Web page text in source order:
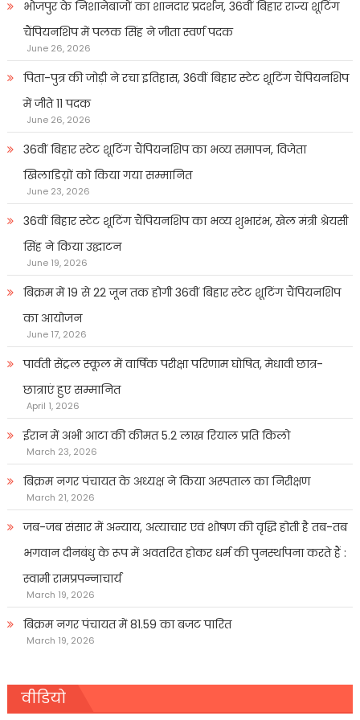
भोजपुर के निशानेबाजों का शानदार प्रदर्शन, 36वीं बिहार राज्य शूटिंग
चैंपियनशिप में पलक सिंह ने जीता स्वर्ण पदक
June 26, 2026
पिता-पुत्र की जोड़ी ने रचा इतिहास, 36वीं बिहार स्टेट शूटिंग चैंपियनशिप
में जीते 11 पदक
June 26, 2026
36वीं बिहार स्टेट शूटिंग चैंपियनशिप का भव्य समापन, विजेता
खिलाडिय़ों को किया गया सम्मानित
June 23, 2026
36वीं बिहार स्टेट शूटिंग चैंपियनशिप का भव्य शुभारंभ, खेल मंत्री श्रेयसी
सिंह ने किया उद्घाटन
June 19, 2026
बिक्रम में 19 से 22 जून तक होगी 36वीं बिहार स्टेट शूटिंग चैंपियनशिप
का आयोजन
June 17, 2026
पार्वती सेंट्रल स्कूल में वार्षिक परीक्षा परिणाम घोषित, मेधावी छात्र-
छात्राएं हुए सम्मानित
April 1, 2026
ईरान में अभी आटा की कीमत 5.2 लाख रियाल प्रति किलो
March 23, 2026
बिक्रम नगर पंचायत के अध्यक्ष ने किया अस्पताल का निरीक्षण
March 21, 2026
जब-जब संसार में अन्याय, अत्याचार एवं शोषण की वृद्धि होती है तब-तब
भगवान दीनबंधु के रूप में अवतरित होकर धर्म की पुनर्स्थापना करते हैं :
स्वामी रामप्रपन्नाचार्य
March 19, 2026
बिक्रम नगर पंचायत में 81.59 का बजट पारित
March 19, 2026
वीडियो